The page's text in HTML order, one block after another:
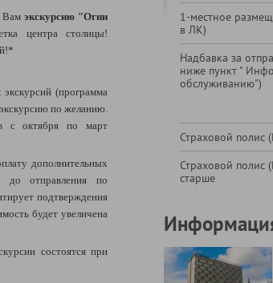
Вам экскурсию "Огни
центра столицы!
(программа
по желанию.
с октября по март
дополнительных
до отправления по
подтверждения
будет увеличена
состоятся при
1-местное
в ЛК)
Надбавка за
ниже пункт "
обслуживанию")
Страховой полис
Страховой полис
старше